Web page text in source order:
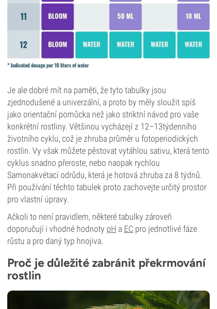
Je ale dobré mít na paměti, že tyto tabulky jsou
zjednodušené a univerzální, a proto by měly sloužit spíš
jako orientační pomůcka než jako striktní návod pro vaše
konkrétní rostliny. Většinou vycházejí z 12–13týdenního
životního cyklu, což je zhruba průměr u fotoperiodických
rostlin. Vy však můžete pěstovat vytáhlou sativu, která tento
cyklus snadno přeroste, nebo naopak rychlou
Samonakvétací odrůdu, která je hotová zhruba za 8 týdnů.
Při používání těchto tabulek proto zachovejte určitý prostor
pro vlastní úpravy.
Ačkoli to není pravidlem, některé tabulky zároveň
doporučují i vhodné hodnoty pH a EC pro jednotlivé fáze
růstu a pro daný typ hnojiva.
Proč je důležité zabránit překrmování
rostlin